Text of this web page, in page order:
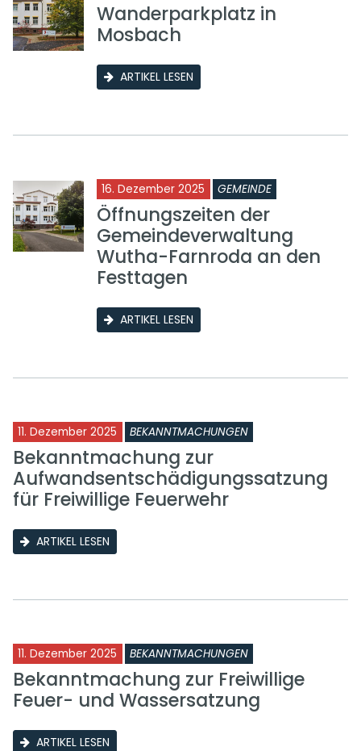
Wanderparkplatz in
Mosbach
ARTIKEL LESEN
16. Dezember 2025 GEMEINDE
Öffnungszeiten der
Gemeindeverwaltung
Wutha-Farnroda an den
Festtagen
ARTIKEL LESEN
11. Dezember 2025 BEKANNTMACHUNGEN
Bekanntmachung zur
Aufwandsentschädigungssatzung
für Freiwillige Feuerwehr
ARTIKEL LESEN
11. Dezember 2025 BEKANNTMACHUNGEN
Bekanntmachung zur Freiwillige
Feuer- und Wassersatzung
ARTIKEL LESEN